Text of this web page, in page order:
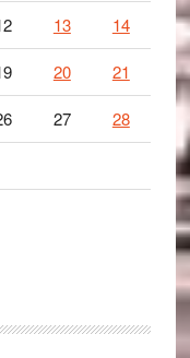
13 14
20 21
27 28